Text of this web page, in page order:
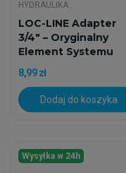
HYDRAULIKA
LOC-LINE Adapter
3/4" – Oryginalny
Element Systemu
(USA)
8,99 zł
Dodaj do koszyka
Wysyłka w 24h